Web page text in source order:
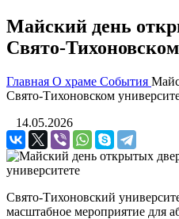
Майский день
Свято-
Главная О храме События
Свято-Тихоновском
14.05.2026
Свято-Тихоновский
масштабное мероприятие для